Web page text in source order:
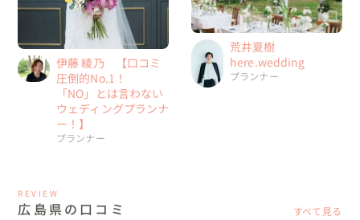
伊藤 綾乃 【口コミ
圧倒的No.1！
「NO」とは言わない
ウェディングプランナ
ー！】
プランナー
荒井夏樹
here.wedding
プランナー
REVIEW
広島県の口コミ すべて見る